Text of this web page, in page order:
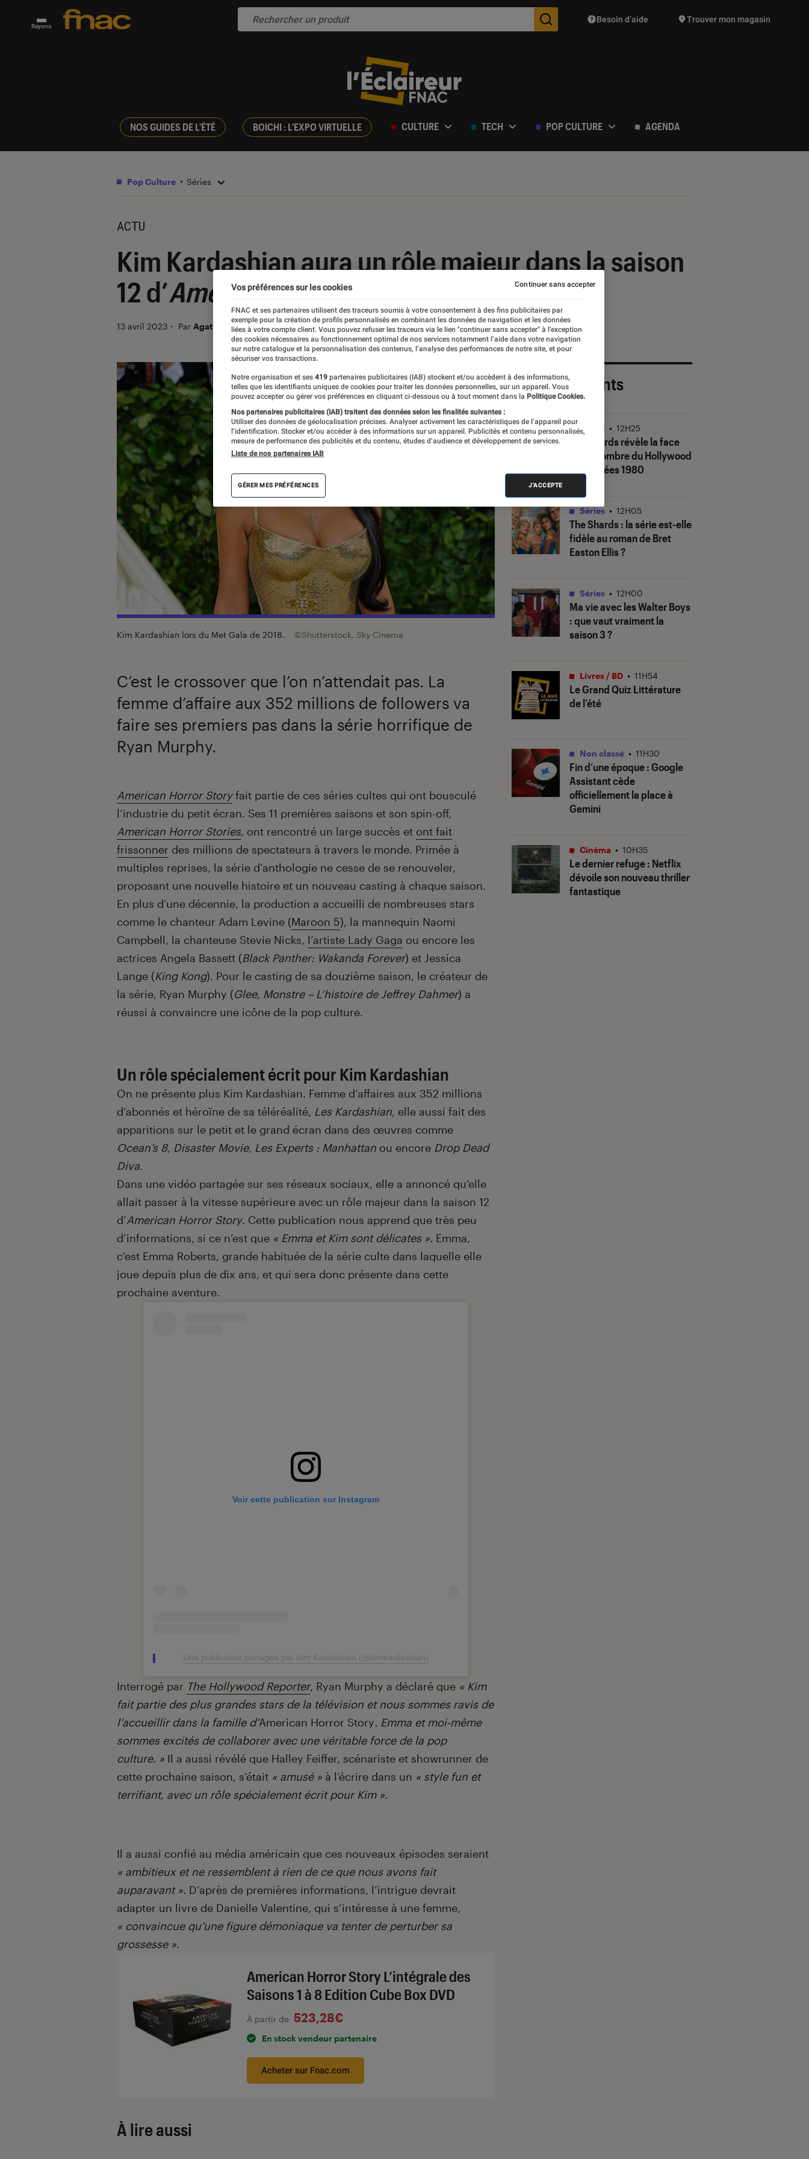
Rayons Des suggestions de produits vont vous être proposées
Besoin d’aide Trouver mon magasin
NOS GUIDES DE L'ÉTÉ BOICHI : L'EXPO VIRTUELLE CULTURE TECH POP CULTURE AGENDA
Pop Culture Séries
ACTU
Kim Kardashian aura un rôle majeur dans la saison
12 d’American Horror Story
13 avril 2023 ・ Par Agathe Renac
Kim Kardashian lors du Met Gala de 2018. ©Shutterstock, Sky Cinema
C’est le crossover que l’on n’attendait pas. La
femme d’affaire aux 352 millions de followers va
faire ses premiers pas dans la série horrifique de
Ryan Murphy.
Introduction
American Horror Storyfait partie de ces séries cultes qui ont bousculé
l’industrie du petit écran. Ses 11 premières saisons et son spin-off,
American Horror Stories, ont rencontré un large succès et ont fait
frissonner des millions de spectateurs à travers le monde. Primée à
multiples reprises, la série d’anthologie ne cesse de se renouveler,
proposant une nouvelle histoire et un nouveau casting à chaque saison.
En plus d’une décennie, la production a accueilli de nombreuses stars
comme le chanteur Adam Levine (Maroon 5), la mannequin Naomi
Campbell, la chanteuse Stevie Nicks, l’artiste Lady Gaga ou encore les
actrices Angela Bassett (Black Panther: Wakanda Forever) et Jessica
Lange (King Kong). Pour le casting de sa douzième saison, le créateur de
la série, Ryan Murphy (Glee, Monstre – L’histoire de Jeffrey Dahmer) a
réussi à convaincre une icône de la pop culture.
Un rôle spécialement écrit pour Kim Kardashian
On ne présente plus Kim Kardashian. Femme d’affaires aux 352 millions
d’abonnés et héroïne de sa téléréalité, Les Kardashian, elle aussi fait des
apparitions sur le petit et le grand écran dans des œuvres comme
Ocean’s 8, Disaster Movie, Les Experts : Manhattan ou encore Drop Dead
Diva.
Dans une vidéo partagée sur ses réseaux sociaux, elle a annoncé qu’elle
allait passer à la vitesse supérieure avec un rôle majeur dans la saison 12
d’American Horror Story. Cette publication nous apprend que très peu
d’informations, si ce n’est que « Emma et Kim sont délicates ». Emma,
c’est Emma Roberts, grande habituée de la série culte dans laquelle elle
joue depuis plus de dix ans, et qui sera donc présente dans cette
prochaine aventure.
Voir cette publication sur Instagram
Une publication partagée par Kim Kardashian (@kimkardashian)
Interrogé par The Hollywood Reporter, Ryan Murphy a déclaré que « Kim
fait partie des plus grandes stars de la télévision et nous sommes ravis de
l’accueillir dans la famille d’American Horror Story. Emma et moi-même
sommes excités de collaborer avec une véritable force de la pop
culture. » Il a aussi révélé que Halley Feiffer, scénariste et showrunner de
cette prochaine saison, s’était « amusé » à l’écrire dans un « style fun et
terrifiant, avec un rôle spécialement écrit pour Kim ».
Il a aussi confié au média américain que ces nouveaux épisodes seraient
« ambitieux et ne ressemblent à rien de ce que nous avons fait
auparavant ». D’après de premières informations, l’intrigue devrait
adapter un livre de Danielle Valentine, qui s’intéresse à une femme,
« convaincue qu’une figure démoniaque va tenter de perturber sa
grossesse ».
American Horror Story L’intégrale des
Saisons 1 à 8 Edition Cube Box DVD
À partir de 523,28€
En stock vendeur partenaire
Acheter sur Fnac.com
À lire aussi
Les plus récents
The Shardsrévèle la face
(très) sombre du Hollywood
des années 1980
Séries • 12H25
The Shards: la série est-elle
fidèle au roman de Bret
Easton Ellis ?
Séries • 12H05
Ma vie avec les Walter Boys
: que vaut vraiment la
saison 3 ?
Séries • 12H00
Le Grand Quiz Littérature
de l’été
Livres / BD • 11H54
Fin d’une époque : Google
Assistant cède
officiellement la place à
Gemini
Non classé • 11H30
Le dernier refuge: Netflix
dévoile son nouveau thriller
fantastique
Cinéma • 10H35
Vos préférences sur les cookies
FNAC et ses partenaires utilisent des traceurs soumis à votre consentement à des fins publicitaires par
exemple pour la création de profils personnalisés en combinant les données de navigation et les données
liées à votre compte client. Vous pouvez refuser les traceurs via le lien "continuer sans accepter" à l’exception
des cookies nécessaires au fonctionnement optimal de nos services notamment l’aide dans votre navigation
sur notre catalogue et la personnalisation des contenus, l’analyse des performances de notre site, et pour
sécuriser vos transactions.
Notre organisation et ses 419 partenaires publicitaires (IAB) stockent et/ou accèdent à des informations,
telles que les identifiants uniques de cookies pour traiter les données personnelles, sur un appareil. Vous
pouvez accepter ou gérer vos préférences en cliquant ci-dessous ou à tout moment dans la Politique Cookies.
Nos partenaires publicitaires (IAB) traitent des données selon les finalités suivantes :
Utiliser des données de géolocalisation précises. Analyser activement les caractéristiques de l’appareil pour
l’identification. Stocker et/ou accéder à des informations sur un appareil. Publicités et contenu personnalisés,
mesure de performance des publicités et du contenu, études d’audience et développement de services.
Liste de nos partenaires IAB
GÉRER MES PRÉFÉRENCES J'ACCEPTE
Continuer sans accepter